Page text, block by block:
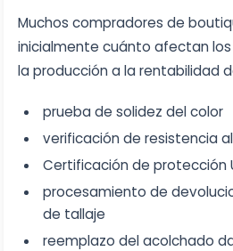
Muchos compradores de
inicialmente cuánto afectan
la producción a la rentabilidad
prueba de solidez del color
verificación de resistencia
Certificación de protección
procesamiento de
de tallaje
reemplazo del acolchado